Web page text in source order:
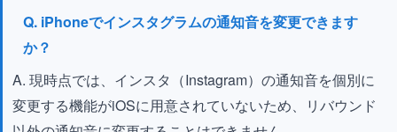
Q. iPhoneでインスタグラムの通知音を変更できます
か？
A. 現時点では、インスタ（Instagram）の通知音を個別に
変更する機能がiOSに用意されていないため、リバウンド